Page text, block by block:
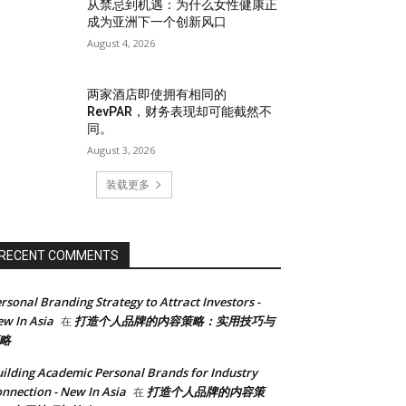
从禁忌到机遇：为什么女性健康正
成为亚洲下一个创新风口
August 4, 2026
两家酒店即使拥有相同的
RevPAR，财务表现却可能截然不
同。
August 3, 2026
装载更多
COMMENTS
Branding Strategy to Attract Investors -
In Asia 在 打造个人品牌的内容策略：实用技巧与
Academic Personal Brands for Industry
- New In Asia 在 打造个人品牌的内容策